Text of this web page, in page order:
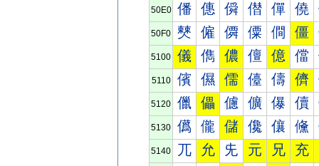
50E0 僠 僡 僢 僣 僤 僥
50F0 僰 僱 僲 僳 僴 僵
5100 儀 儁 儂 儃 億 儅
5110 儐 儑 儒 儓 儔 儕
5120 儠 儡 儢 儣 儤 儥
5130 儰 儱 儲 儳 儴 儵
5140 兀 允 兂 元 兄 充